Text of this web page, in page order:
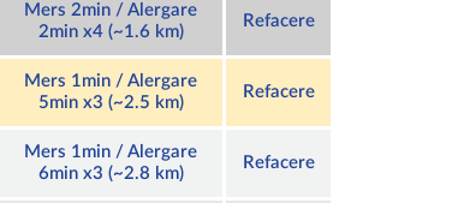
Mers 2min / Alergare
2min x4 (~1.6 km)
Refacere
Mers 1min / Alergare
5min x3 (~2.5 km)
Refacere
Mers 1min / Alergare
6min x3 (~2.8 km)
Refacere